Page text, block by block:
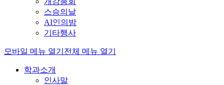
스승의날
AI인의밤
기타행사
모바일 메뉴 열기 전체 메뉴 열기
학과소개
인사말